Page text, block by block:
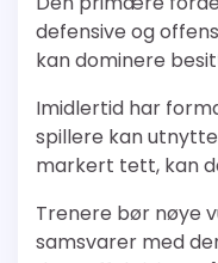
defensive og
kan dominere
Imidlertid har
spillere kan
markert tett, kan
Trenere bør nøye
samsvarer med